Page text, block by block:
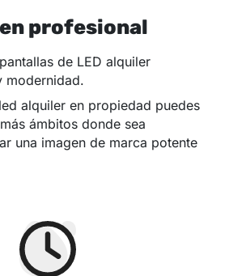
profesional
de LED alquiler
modernidad.
alquiler en propiedad puedes
ámbitos donde sea
una imagen de marca potente